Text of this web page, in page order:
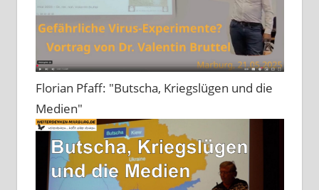
Florian Pfaff: "Butscha, Kriegslügen und die
Medien"